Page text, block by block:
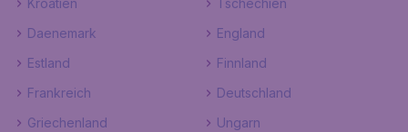
Kroatien
Tschechien
Daenemark
England
Estland
Finnland
Frankreich
Deutschland
Griechenland
Ungarn